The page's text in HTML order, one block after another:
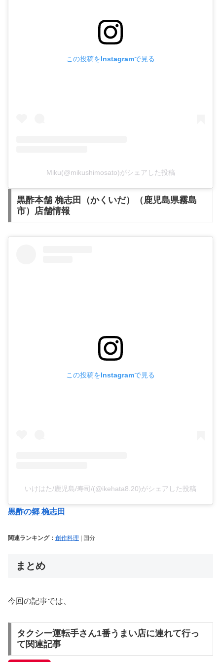
この投稿をInstagramで見る
Miku(@mikushimosato)がシェアした投稿
黒酢本舗 桷志田（かくいだ）（鹿児島県霧島
市）店舗情報
この投稿をInstagramで見る
いけはた/鹿児島/寿司/(@ikehata8.20)がシェアした投稿
黒酢の郷 桷志田
関連ランキング： 創作料理 | 国分
まとめ
今回の記事では、
タクシー運転手さん1番うまい店に連れて行っ
て関連記事